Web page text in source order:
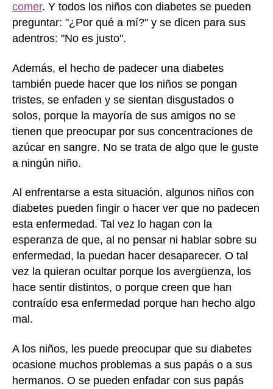
comer. Y todos los niños con diabetes se pueden
preguntar: "¿Por qué a mí?" y se dicen para sus
adentros: "No es justo".
Además, el hecho de padecer una diabetes
también puede hacer que los niños se pongan
tristes, se enfaden y se sientan disgustados o
solos, porque la mayoría de sus amigos no se
tienen que preocupar por sus concentraciones de
azúcar en sangre. No se trata de algo que le guste
a ningún niño.
Al enfrentarse a esta situación, algunos niños con
diabetes pueden fingir o hacer ver que no padecen
esta enfermedad. Tal vez lo hagan con la
esperanza de que, al no pensar ni hablar sobre su
enfermedad, la puedan hacer desaparecer. O tal
vez la quieran ocultar porque los avergüenza, los
hace sentir distintos, o porque creen que han
contraído esa enfermedad porque han hecho algo
mal.
A los niños, les puede preocupar que su diabetes
ocasione muchos problemas a sus papás o a sus
hermanos. O se pueden enfadar con sus papás